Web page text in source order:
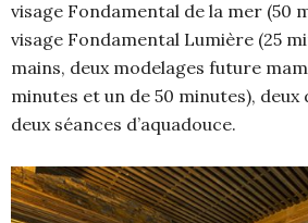
visage Fondamental de la mer (50
visage Fondamental Lumière (25
mains, deux modelages future
minutes et un de 50 minutes),
deux séances d’aquadouce.